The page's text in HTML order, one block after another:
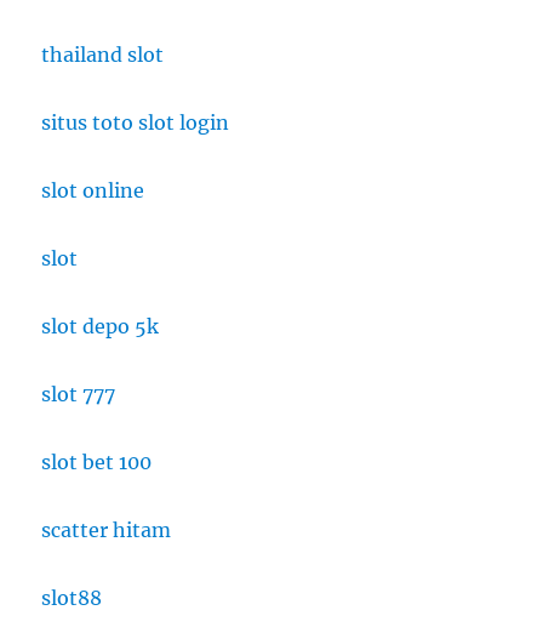
thailand slot
situs toto slot login
slot online
slot
slot depo 5k
slot 777
slot bet 100
scatter hitam
slot88